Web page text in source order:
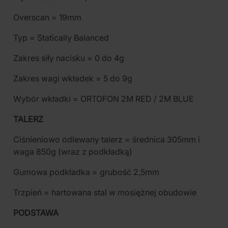
Overscan = 19mm
Typ = Statically Balanced
Zakres siły nacisku = 0 do 4g
Zakres wagi wkładek = 5 do 9g
Wybór wkładki = ORTOFON 2M RED / 2M BLUE
TALERZ
Ciśnieniowo odlewany talerz = średnica 305mm i
waga 850g (wraz z podkładką)
Gumowa podkładka = grubość 2,5mm
Trzpień = hartowana stal w mosiężnej obudowie
PODSTAWA